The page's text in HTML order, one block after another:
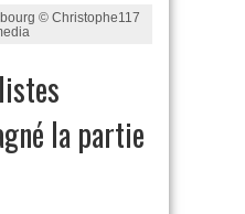
© Christophe117
la partie